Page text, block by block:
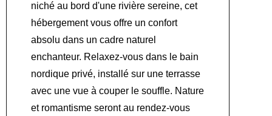
niché au bord d'une rivière sereine, cet
hébergement vous offre un confort
absolu dans un cadre naturel
enchanteur. Relaxez-vous dans le bain
nordique privé, installé sur une terrasse
avec une vue à couper le souffle. Nature
et romantisme seront au rendez-vous